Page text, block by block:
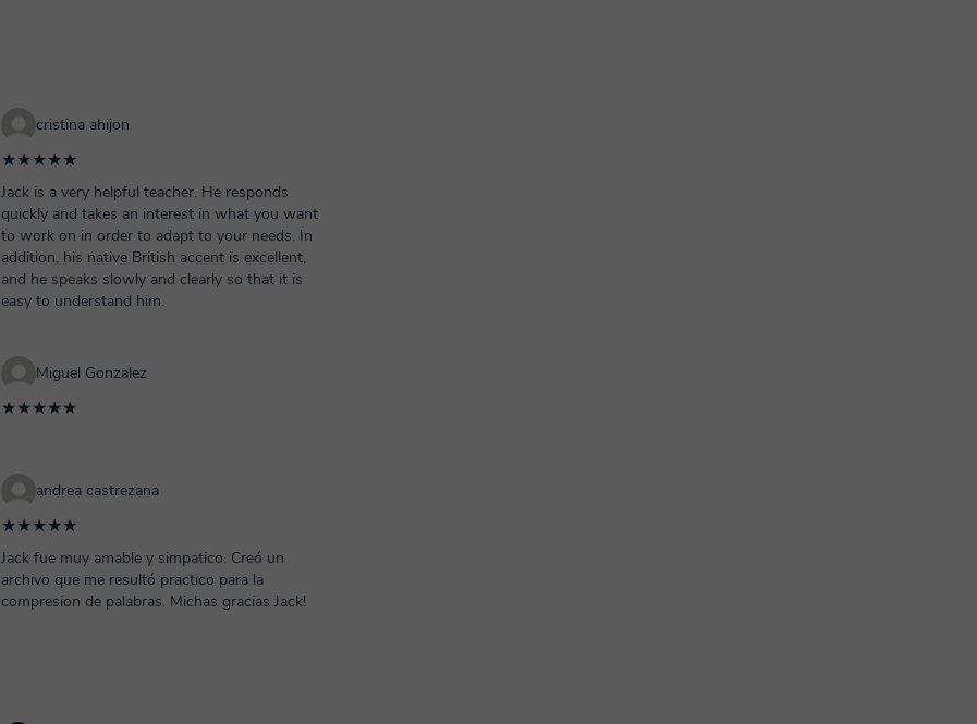
cristina ahijon
★★★★★
Jack is a very helpful teacher. He responds
quickly and takes an interest in what you want
to work on in order to adapt to your needs. In
addition, his native British accent is excellent,
and he speaks slowly and clearly so that it is
easy to understand him.
Miguel Gonzalez
★★★★★
andrea castrezana
★★★★★
Jack fue muy amable y simpatico. Creó un
archivo que me resultó practico para la
compresion de palabras. Michas gracias Jack!